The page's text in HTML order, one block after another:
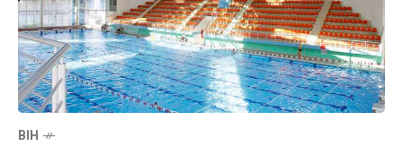
BIH